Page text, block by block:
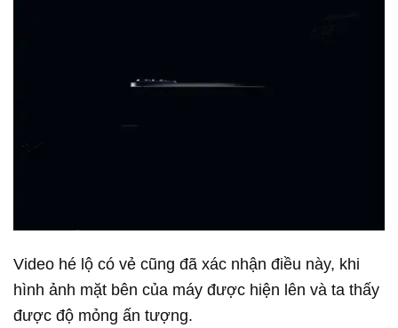
Video hé lộ có vẻ cũng đã xác nhận điều này, khi
hình ảnh mặt bên của máy được hiện lên và ta thấy
được độ mỏng ấn tượng.